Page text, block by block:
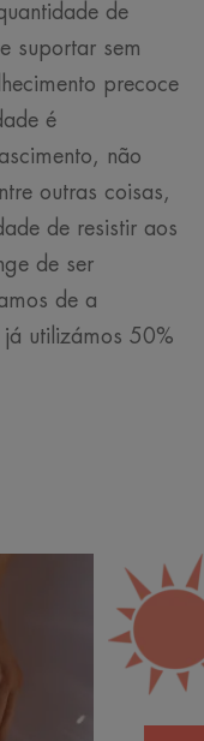
de
suportar sem
precoce
é
não
outras coisas,
de resistir aos
de ser
de a
utilizámos 50%